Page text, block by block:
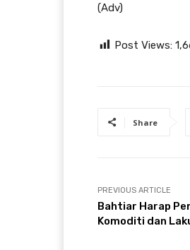
(Adv)
Post Views:
Share
PREVIOUS ARTICLE
Bahtiar Harap
Komoditi dan